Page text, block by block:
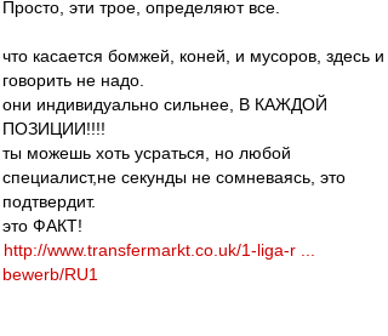
Просто, эти трое, определяют все.
что касается бомжей, коней, и мусоров, здесь и
говорить не надо.
они индивидуально сильнее, В КАЖДОЙ
ПОЗИЦИИ!!!!
ты можешь хоть усраться, но любой
специалист,не секунды не сомневаясь, это
подтвердит.
это ФАКТ!
http://www.transfermarkt.co.uk/1-liga-r ...
bewerb/RU1